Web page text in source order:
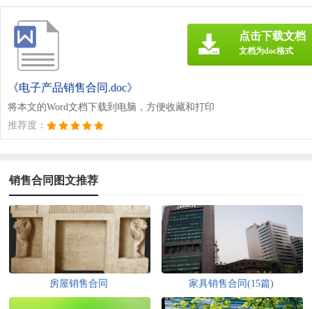
《电子产品销售合同.doc》
将本文的Word文档下载到电脑，方便收藏和打印
推荐度：
点击下载文档
文档为doc格式
销售合同图文推荐
房屋销售合同 家具销售合同(15篇)